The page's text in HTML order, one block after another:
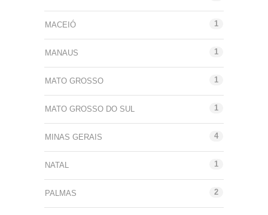
MACEIÓ 1
MANAUS 1
MATO GROSSO 1
MATO GROSSO DO SUL 1
MINAS GERAIS 4
NATAL 1
PALMAS 2